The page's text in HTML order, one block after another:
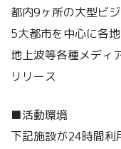
都内9ヶ所の大型ビ
5大都市を中心に各
地上波等各種メディ
リリース
■活動環境
下記施設が24時間利